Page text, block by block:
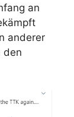
an
anderer
den